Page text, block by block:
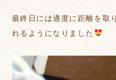
最終日には適度に距離を取
れるようになりました